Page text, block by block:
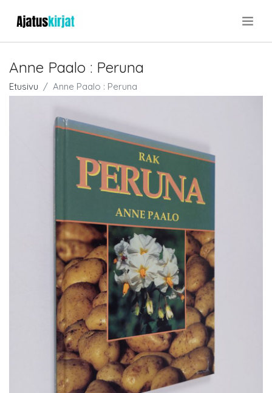
Anne Paalo : Peruna
Etusivu Anne Paalo : Peruna